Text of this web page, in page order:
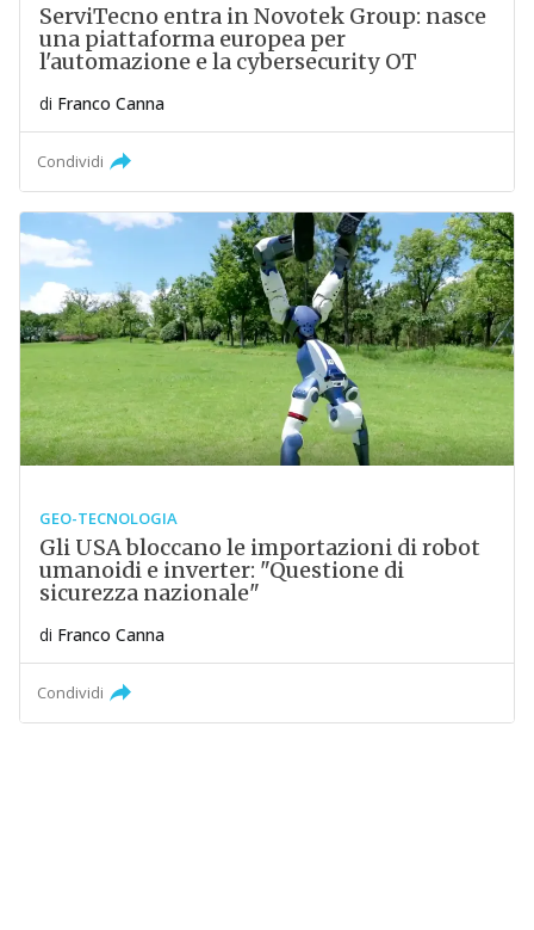
ServiTecno entra in Novotek Group: nasce
una piattaforma europea per
l'automazione e la cybersecurity OT
di Franco Canna
Condividi
GEO-TECNOLOGIA
Gli USA bloccano le importazioni di robot
umanoidi e inverter: "Questione di
sicurezza nazionale"
di Franco Canna
Condividi